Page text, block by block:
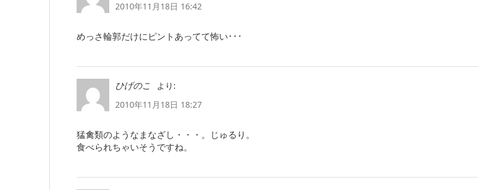
2010年11月18日 16:42
めっさ輪郭だけにピントあってて怖い･･･
ひげのこ
より:
2010年11月18日 18:27
猛禽類のようなまなざし・・・。じゅるり。
食べられちゃいそうですね。